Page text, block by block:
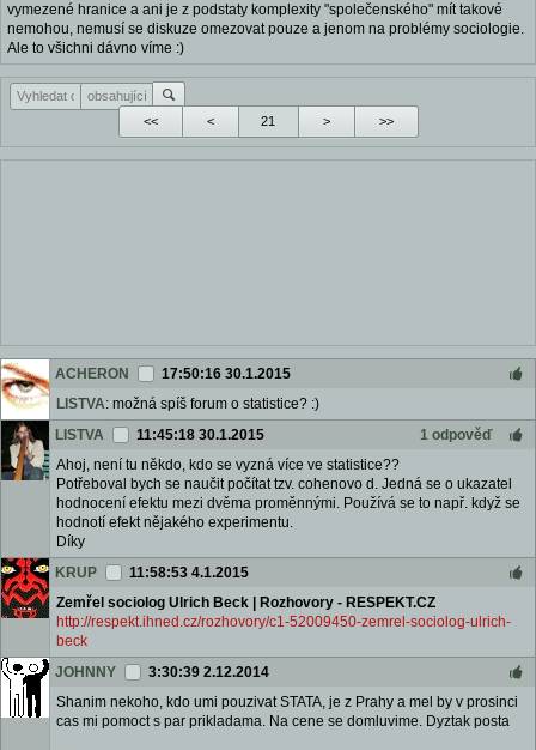
vymezené hranice a ani je z podstaty komplexity "společenského" mít takové
nemohou, nemusí se diskuze omezovat pouze a jenom na problémy sociologie.
Ale to všichni dávno víme :)
<< < > >>
ACHERON
17:50:16 30.1.2015
LISTVA: možná spíš forum o statistice? :)
LISTVA
11:45:18 30.1.2015
1 odpověď
Ahoj, není tu někdo, kdo se vyzná více ve statistice??
Potřeboval bych se naučit počítat tzv. cohenovo d. Jedná se o ukazatel
hodnocení efektu mezi dvěma proměnnými. Používá se to např. když se
hodnotí efekt nějakého experimentu.
Díky
KRUP
11:58:53 4.1.2015
Zemřel sociolog Ulrich Beck | Rozhovory - RESPEKT.CZ
http://respekt.ihned.cz/rozhovory/c1-52009450-zemrel-sociolog-ulrich-
beck
JOHNNY
3:30:39 2.12.2014
Shanim nekoho, kdo umi pouzivat STATA, je z Prahy a mel by v prosinci
cas mi pomoct s par prikladama. Na cene se domluvime. Dyztak posta